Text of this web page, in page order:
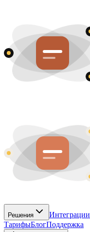
Решения Интеграции
ТарифыБлогПоддержка